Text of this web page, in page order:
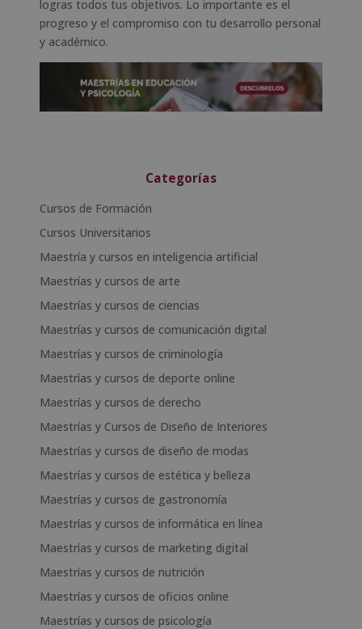
logras todos tus objetivos. Lo importante es el
progreso y el compromiso con tu desarrollo personal
y académico.
Categorías
Cursos de Formación
Cursos Universitarios
Maestría y cursos en inteligencia artificial
Maestrías y cursos de arte
Maestrías y cursos de ciencias
Maestrías y cursos de comunicación digital
Maestrías y cursos de criminología
Maestrías y cursos de deporte online
Maestrías y cursos de derecho
Maestrías y Cursos de Diseño de Interiores
Maestrías y cursos de diseño de modas
Maestrías y cursos de estética y belleza
Maestrías y cursos de gastronomía
Maestrías y cursos de informática en línea
Maestrías y cursos de marketing digital
Maestrías y cursos de nutrición
Maestrías y cursos de oficios online
Maestrías y cursos de psicología